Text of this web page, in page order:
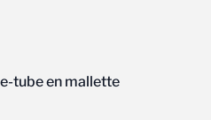
tube en mallette